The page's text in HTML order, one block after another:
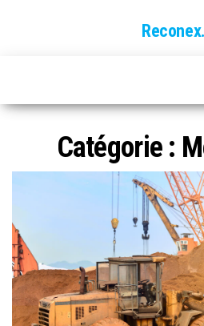
Catégorie :